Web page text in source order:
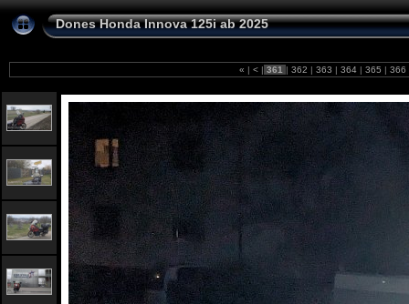
Dones Honda Innova 125i ab 2025
« | < | 361 | 362 | 363 | 364 | 365 | 366